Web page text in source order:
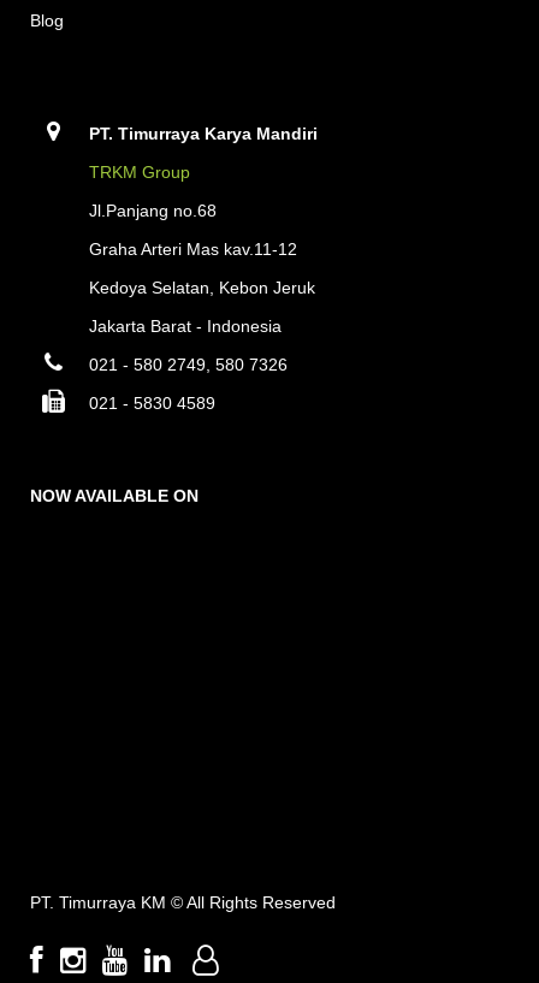
Blog
PT. Timurraya Karya Mandiri
TRKM Group
Jl.Panjang no.68
Graha Arteri Mas kav.11-12
Kedoya Selatan, Kebon Jeruk
Jakarta Barat - Indonesia
021 - 580 2749, 580 7326
021 - 5830 4589
NOW AVAILABLE ON
PT. Timurraya KM ©All Rights Reserved